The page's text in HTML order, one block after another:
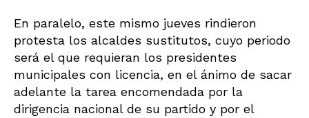
En paralelo, este mismo jueves rindieron
protesta los alcaldes sustitutos, cuyo periodo
será el que requieran los presidentes
municipales con licencia, en el ánimo de sacar
adelante la tarea encomendada por la
dirigencia nacional de su partido y por el